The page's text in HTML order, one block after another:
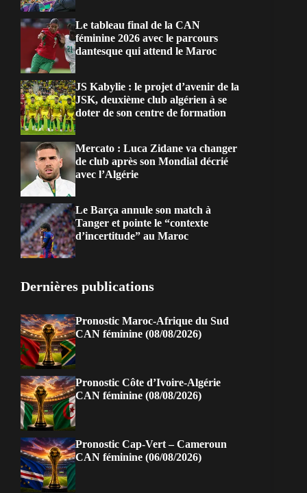
Le tableau final de la CAN
féminine 2026 avec le parcours
dantesque qui attend le Maroc
JS Kabylie : le projet d’avenir de la
JSK, deuxième club algérien à se
doter de son centre de formation
Mercato : Luca Zidane va changer
de club après son Mondial décrié
avec l’Algérie
Le Barça annule son match à
Tanger et pointe le “contexte
d’incertitude” au Maroc
Dernières publications
Pronostic Maroc-Afrique du Sud
CAN féminine (08/08/2026)
Pronostic Côte d’Ivoire-Algérie
CAN féminine (08/08/2026)
Pronostic Cap-Vert – Cameroun
CAN féminine (06/08/2026)